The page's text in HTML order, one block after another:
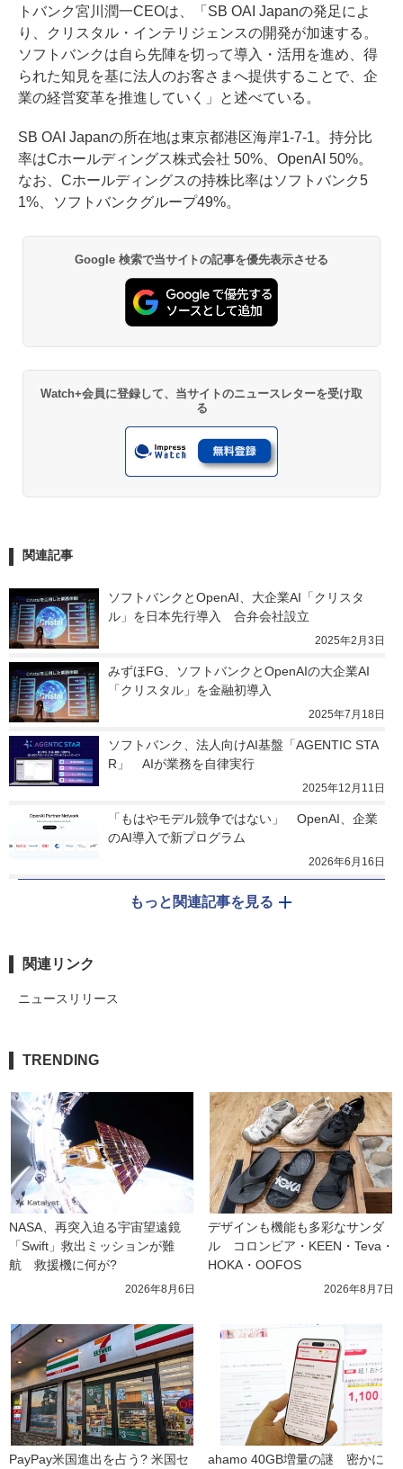
トバンク宮川潤一CEOは、「SB OAI Japanの発足によ
り、クリスタル・インテリジェンスの開発が加速する。
ソフトバンクは自ら先陣を切って導入・活用を進め、得
られた知見を基に法人のお客さまへ提供することで、企
業の経営変革を推進していく」と述べている。
SB OAI Japanの所在地は東京都港区海岸1-7-1。持分比
率はCホールディングス株式会社 50%、OpenAI 50%。
なお、Cホールディングスの持株比率はソフトバンク5
1%、ソフトバンクグループ49%。
Google 検索で当サイトの記事を優先表示させる
Watch+会員に登録して、当サイトのニュースレターを受け取
る
関連記事
ソフトバンクとOpenAI、大企業AI「クリスタ
ル」を日本先行導入　合弁会社設立
2025年2月3日
みずほFG、ソフトバンクとOpenAIの大企業AI
「クリスタル」を金融初導入
2025年7月18日
ソフトバンク、法人向けAI基盤「AGENTIC STA
R」　AIが業務を自律実行
2025年12月11日
「もはやモデル競争ではない」　OpenAI、企業
のAI導入で新プログラム
2026年6月16日
もっと関連記事を見る
関連リンク
ニュースリリース
TRENDING
NASA、再突入迫る宇宙望遠鏡
「Swift」救出ミッションが難
航　救援機に何が?
2026年8月6日
デザインも機能も多彩なサンダ
ル　コロンビア・KEEN・Teva・
HOKA・OOFOS
2026年8月7日
PayPay米国進出を占う? 米国セ ahamo 40GB増量の謎　密かに